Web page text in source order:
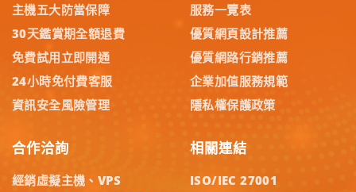
主機五大防當保障
30天鑑賞期全額退費
免費試用立即開通
24小時免付費客服
資訊安全風險管理
服務一覽表
優質網頁設計推薦
優質網路行銷推薦
企業加值服務規範
隱私權保護政策
合作洽詢
經銷虛擬主機、VPS
相關連結
ISO/IEC 27001